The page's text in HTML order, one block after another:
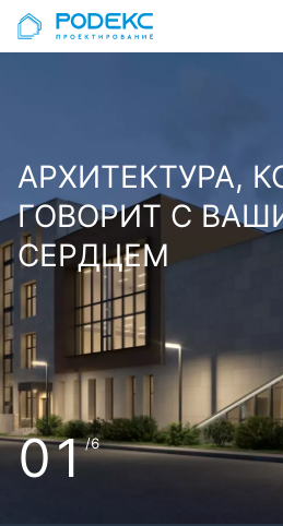
АРХИТЕКТУРА,
ГОВОРИТ С
СЕРДЦЕМ
01/6